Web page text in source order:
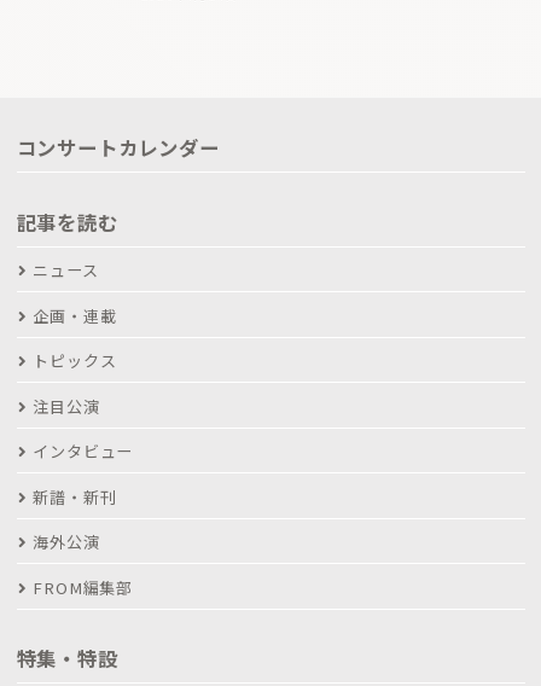
コンサートカレンダー
記事を読む
ニュース
企画・連載
トピックス
注目公演
インタビュー
新譜・新刊
海外公演
FROM編集部
特集・特設